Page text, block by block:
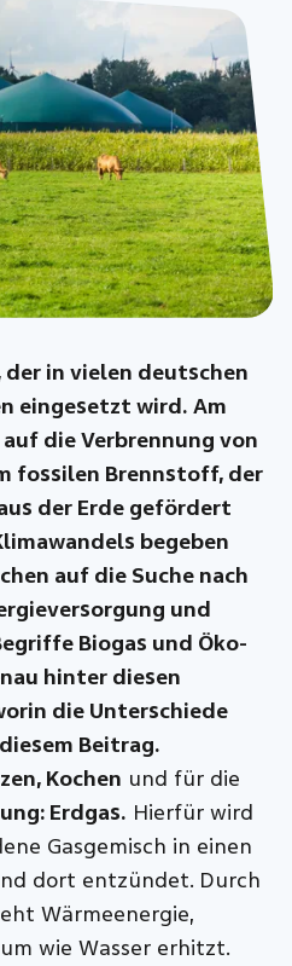
in vielen deutschen
eingesetzt wird. Am
die Verbrennung von
fossilen Brennstoff, der
der Erde gefördert
begeben
auf die Suche nach
und
Biogas und Öko-
hinter diesen
die Unterschiede
Beitrag.
Kochen und für die
Erdgas. Hierfür wird
Gasgemisch in einen
dort entzündet. Durch
Wärmeenergie,
wie Wasser erhitzt.